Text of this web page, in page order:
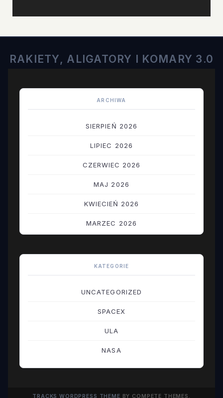
RAKIETY, ALIGATORY I KOMARY 3.0
ARCHIWA
SIERPIEŃ 2026
LIPIEC 2026
CZERWIEC 2026
MAJ 2026
KWIECIEŃ 2026
MARZEC 2026
KATEGORIE
UNCATEGORIZED
SPACEX
ULA
NASA
TRACKS WORDPRESS THEME BY COMPETE THEMES.